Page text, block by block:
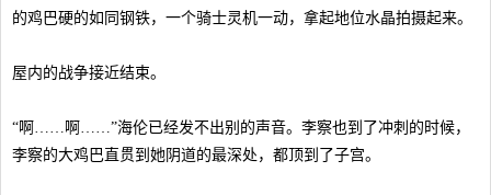
的鸡巴硬的如同钢铁，一个骑士灵机一动，拿起地位水晶拍摄起来。
屋内的战争接近结束。
“啊……啊……”海伦已经发不出别的声音。李察也到了冲刺的时候，
李察的大鸡巴直贯到她阴道的最深处，都顶到了子宫。